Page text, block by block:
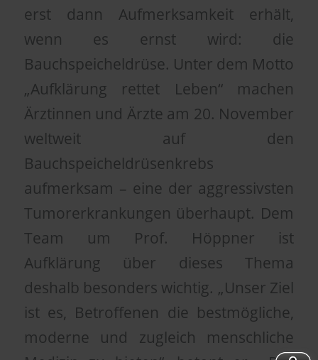
erst dann Aufmerksamkeit erhält,
wenn es ernst wird: die
Bauchspeicheldrüse. Unter dem Motto
„Aufklärung rettet Leben“ machen
Ärztinnen und Ärzte am 20. November
weltweit auf den
Bauchspeicheldrüsenkrebs
aufmerksam – eine der aggressivsten
Tumorerkrankungen überhaupt. Dem
Team um Prof. Höppner ist
Aufklärung über dieses Thema
deshalb besonders wichtig. „Unser Ziel
ist es, Betroffenen die bestmögliche,
moderne und zugleich menschliche